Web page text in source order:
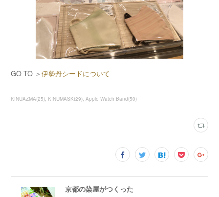
GO TO ＞伊勢丹シードについて
KINUAZMA(25) KINUMASK(29) Apple Watch Band(50)
京都の染屋がつくった